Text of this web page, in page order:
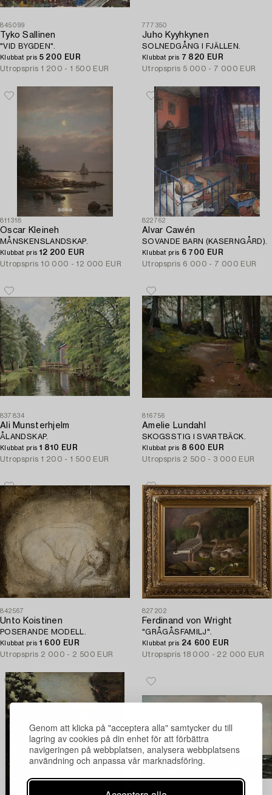
Genom att klicka på "acceptera alla" samtycker du till
lagring av cookies på din enhet för att förbättra
navigeringen på webbplatsen, analysera webbplatsens
användning och anpassa vår marknadsföring.
845099
Tyko Sallinen
"VID BYGDEN".
Klubbat pris 5 200 EUR
Utropspris 1 200 - 1 500 EUR
777350
Juho Kyyhkynen
SOLNEDGÅNG I FJÄLLEN.
Klubbat pris 7 820 EUR
Utropspris 5 000 - 7 000 EUR
811318
Oscar Kleineh
MÅNSKENSLANDSKAP.
Klubbat pris 12 200 EUR
Utropspris 10 000 - 12 000 EUR
822762
Alvar Cawén
SOVANDE BARN (KASERNGÅRD).
Klubbat pris 6 700 EUR
Utropspris 6 000 - 7 000 EUR
837834
Ali Munsterhjelm
ÅLANDSKAP.
Klubbat pris 1 810 EUR
Utropspris 1 200 - 1 500 EUR
816756
Amelie Lundahl
SKOGSSTIG I SVARTBÄCK.
Klubbat pris 8 600 EUR
Utropspris 2 500 - 3 000 EUR
842567
Unto Koistinen
POSERANDE MODELL.
Klubbat pris 1 600 EUR
Utropspris 2 000 - 2 500 EUR
827202
Ferdinand von Wright
"GRÅGÅSFAMILJ".
Klubbat pris 24 600 EUR
Utropspris 18 000 - 22 000 EUR